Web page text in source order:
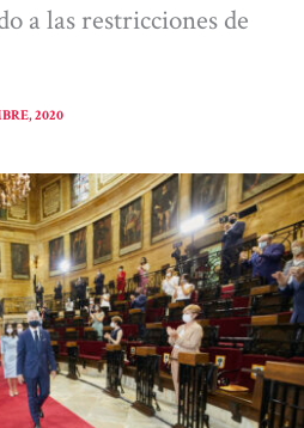
a las restricciones de
2020